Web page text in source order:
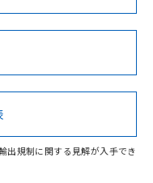
Cd Cr(VI)
No No
証/適合状況ページへ
ジからご検索ください
出規制に関する見解が入手でき